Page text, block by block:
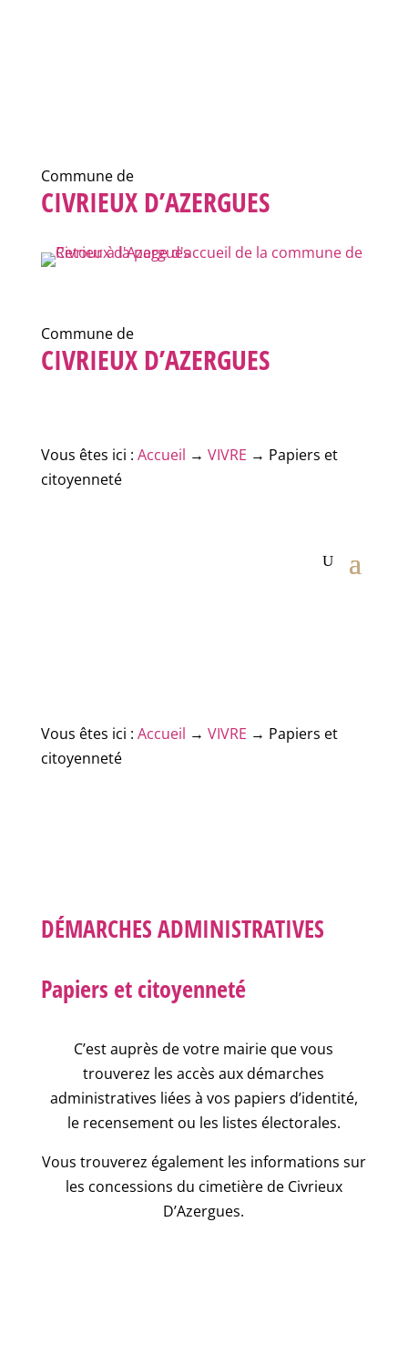
Commune de
CIVRIEUX D’AZERGUES
Commune de
CIVRIEUX D’AZERGUES
Vous êtes ici : Accueil → VIVRE → Papiers et
citoyenneté
Vous êtes ici : Accueil → VIVRE → Papiers et
citoyenneté
DÉMARCHES ADMINISTRATIVES
Papiers et citoyenneté
C’est auprès de votre mairie que vous
trouverez les accès aux démarches
administratives liées à vos papiers d’identité,
le recensement ou les listes électorales.
Vous trouverez également les informations sur
les concessions du cimetière de Civrieux
D’Azergues.